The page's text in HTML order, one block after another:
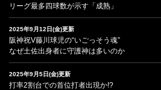
リーグ最多四球数が示す「成熟」
2025年9月12日(金)更新
阪神祝V藤川球児の“いごっそう魂”
なぜ土佐出身者に守護神は多いのか
2025年9月5日(金)更新
打率2割台での首位打者出現か!?